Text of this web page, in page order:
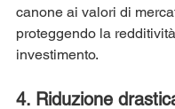
canone ai valori di
proteggendo la
investimento.
4. Riduzione